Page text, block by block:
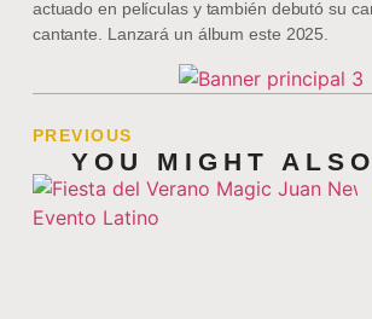
actuado en películas y también debutó su
cantante. Lanzará un álbum este 2025.
PREVIOUS
YOU MIGHT